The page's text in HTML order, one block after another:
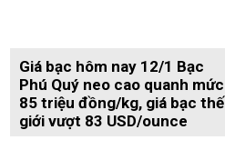
Giá bạc hôm nay 12/1 Bạc
Phú Quý neo cao quanh mức
85 triệu đồng/kg, giá bạc thế
giới vượt 83 USD/ounce